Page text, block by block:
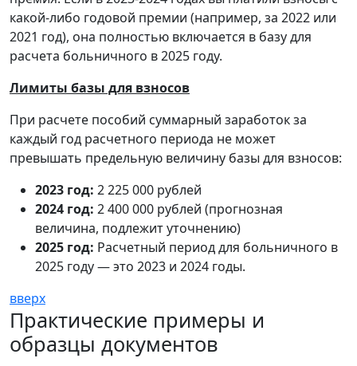
какой-либо годовой премии (например, за 2022 или
2021 год), она полностью включается в базу для
расчета больничного в 2025 году.
Лимиты базы для взносов
При расчете пособий суммарный заработок за
каждый год расчетного периода не может
превышать предельную величину базы для взносов:
2023 год: 2 225 000 рублей
2024 год: 2 400 000 рублей (прогнозная
величина, подлежит уточнению)
2025 год: Расчетный период для больничного в
2025 году — это 2023 и 2024 годы.
вверх
Практические примеры и
образцы документов